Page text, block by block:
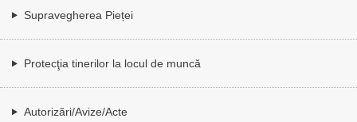
Supravegherea Pieței
Protecţia tinerilor la locul de muncă
Autorizări/Avize/Acte